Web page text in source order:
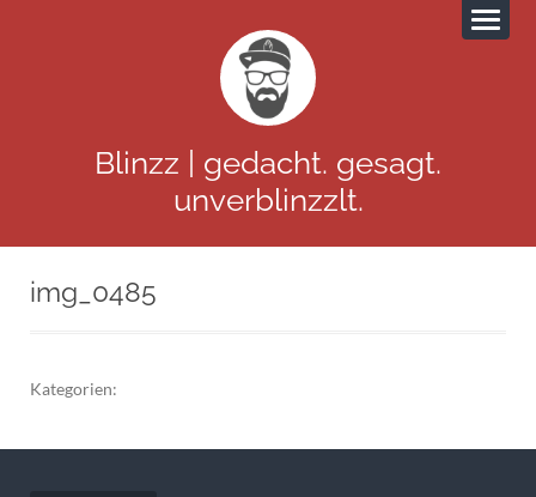
Blinzz | gedacht. gesagt.
unverblinzzlt.
img_0485
Kategorien: